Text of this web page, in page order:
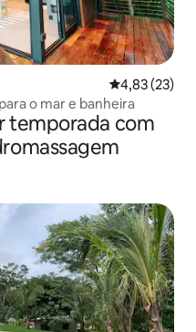
4,83 de uma
4,83 (23)
o mar e banheira
temporada com